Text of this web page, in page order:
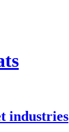
industries